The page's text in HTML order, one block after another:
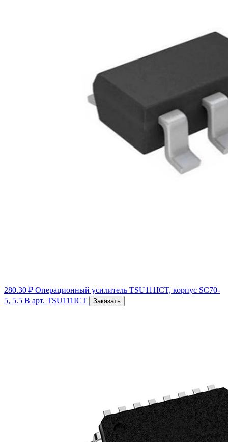
280.30 ₽ Операционный усилитель TSU111ICT, корпус SC70-
5, 5.5 В арт. TSU111ICT Заказать